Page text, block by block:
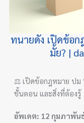
ทนายดัง เปิดข้อ
มั้ย? |
⚖️ เปิดข้อกฎหมาย ปม
ขั้นตอน และสิ่งที่ต้องรู้
อัพเดต: 12 กุมภาพัน